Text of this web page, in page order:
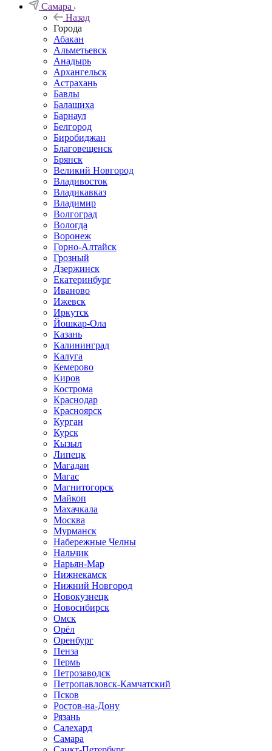
Самара
Назад
Города
Абакан
Альметьевск
Анадырь
Архангельск
Астрахань
Бавлы
Балашиха
Барнаул
Белгород
Биробиджан
Благовещенск
Брянск
Великий Новгород
Владивосток
Владикавказ
Владимир
Волгоград
Вологда
Воронеж
Горно-Алтайск
Грозный
Дзержинск
Екатеринбург
Иваново
Ижевск
Иркутск
Йошкар-Ола
Казань
Калининград
Калуга
Кемерово
Киров
Кострома
Краснодар
Красноярск
Курган
Курск
Кызыл
Липецк
Магадан
Магас
Магнитогорск
Майкоп
Махачкала
Москва
Мурманск
Набережные Челны
Нальчик
Нарьян-Мар
Нижнекамск
Нижний Новгород
Новокузнецк
Новосибирск
Омск
Орёл
Оренбург
Пенза
Пермь
Петрозаводск
Петропавловск-Камчатский
Псков
Ростов-на-Дону
Рязань
Салехард
Самара